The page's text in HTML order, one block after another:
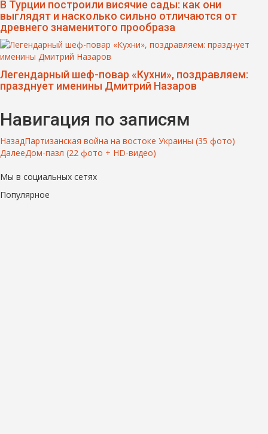
В Турции построили висячие сады: как они
выглядят и насколько сильно отличаются от
древнего знаменитого прообраза
Легендарный шеф-повар «Кухни», поздравляем:
празднует именины Дмитрий Назаров
Навигация по записям
НазадПартизанская война на востоке Украины (35 фото)
ДалееДом-пазл (22 фото + HD-видео)
Мы в социальных сетях
Популярное